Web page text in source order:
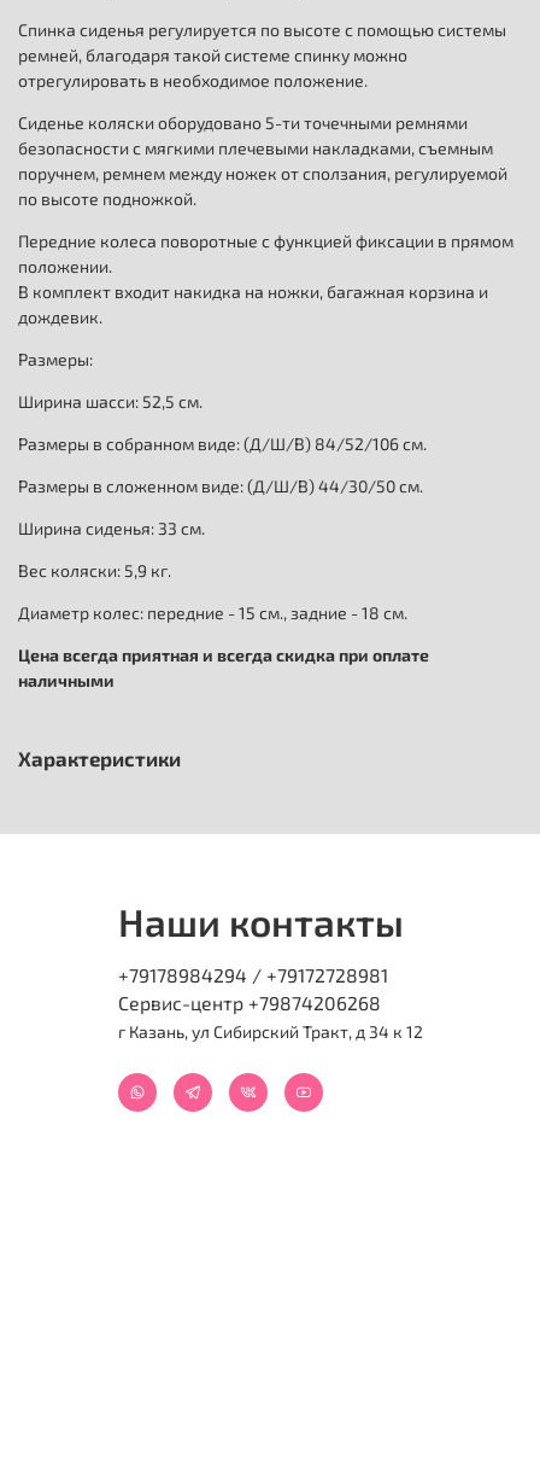
Спинка сиденья регулируется по высоте с помощью системы
ремней, благодаря такой системе спинку можно
отрегулировать в необходимое положение.
Сиденье коляски оборудовано 5-ти точечными ремнями
безопасности с мягкими плечевыми накладками, съемным
поручнем, ремнем между ножек от сползания, регулируемой
по высоте подножкой.
Передние колеса поворотные с функцией фиксации в прямом
положении.
В комплект входит накидка на ножки, багажная корзина и
дождевик.
Размеры:
Ширина шасси: 52,5 см.
Размеры в собранном виде: (Д/Ш/В) 84/52/106 см.
Размеры в сложенном виде: (Д/Ш/В) 44/30/50 см.
Ширина сиденья: 33 см.
Вес коляски: 5,9 кг.
Диаметр колес: передние - 15 см., задние - 18 см.
Цена всегда приятная и всегда скидка при оплате
наличными
Характеристики
Наши контакты
+79178984294 / +79172728981
Сервис-центр +79874206268
г Казань, ул Сибирский Тракт, д 34 к 12